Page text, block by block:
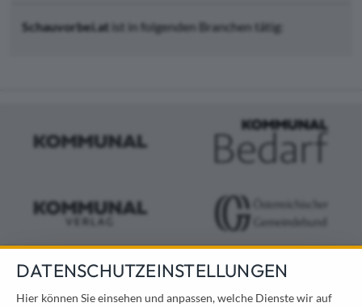
Schauvorbei.at ist in folgenden Branchen tätig:
KONTAKT
DATENSCHUTZEINSTELLUNGEN
Hier können Sie einsehen und anpassen, welche Dienste wir auf